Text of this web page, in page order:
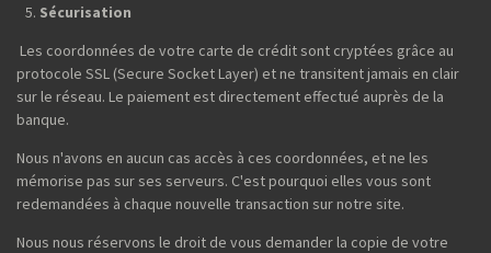
Sécurisation
Les coordonnées de votre carte de crédit sont cryptées grâce au
protocole SSL (Secure Socket Layer) et ne transitent jamais en clair
sur le réseau. Le paiement est directement effectué auprès de la
banque.
Nous n'avons en aucun cas accès à ces coordonnées, et ne les
mémorise pas sur ses serveurs. C'est pourquoi elles vous sont
redemandées à chaque nouvelle transaction sur notre site.
Nous nous réservons le droit de vous demander la copie de votre